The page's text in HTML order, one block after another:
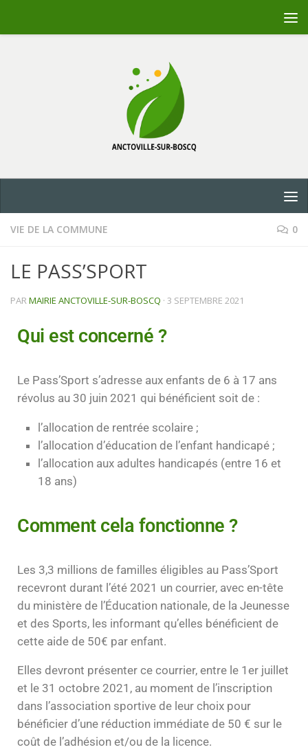
VIE DE LA COMMUNE 0
LE PASS’SPORT
PARMAIRIE ANCTOVILLE-SUR-BOSCQ · 3 SEPTEMBRE 2021
Qui est concerné ?
Le Pass’Sport s’adresse aux enfants de 6 à 17 ans
révolus au 30 juin 2021 qui bénéficient soit de :
l’allocation de rentrée scolaire ;
l’allocation d’éducation de l’enfant handicapé ;
l’allocation aux adultes handicapés (entre 16 et
18 ans)
Comment cela fonctionne ?
Les 3,3 millions de familles éligibles au Pass’Sport
recevront durant l’été 2021 un courrier, avec en-tête
du ministère de l’Éducation nationale, de la Jeunesse
et des Sports, les informant qu’elles bénéficient de
cette aide de 50€ par enfant.
Elles devront présenter ce courrier, entre le 1er juillet
et le 31 octobre 2021, au moment de l’inscription
dans l’association sportive de leur choix pour
bénéficier d’une réduction immédiate de 50 € sur le
coût de l’adhésion et/ou de la licence.